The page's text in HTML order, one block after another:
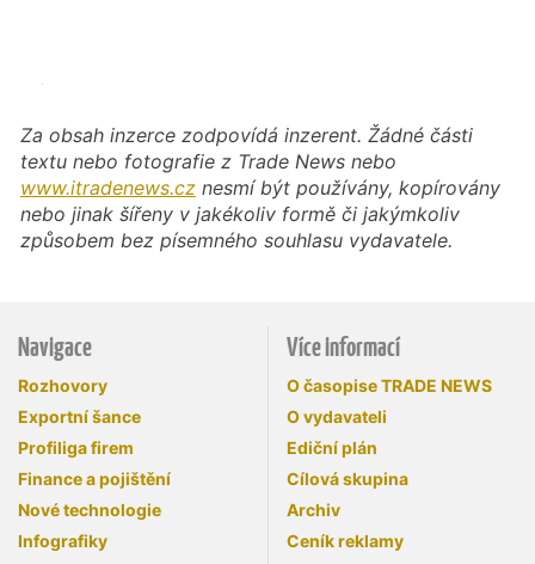
Za obsah inzerce zodpovídá inzerent. Žádné části
textu nebo fotografie z Trade News nebo
www.itradenews.cz nesmí být používány, kopírovány
nebo jinak šířeny v jakékoliv formě či jakýmkoliv
způsobem bez písemného souhlasu vydavatele.
Navigace
Rozhovory
Exportní šance
Profiliga firem
Finance a pojištění
Nové technologie
Infografiky
Více informací
O časopise TRADE NEWS
O vydavateli
Ediční plán
Cílová skupina
Archiv
Ceník reklamy